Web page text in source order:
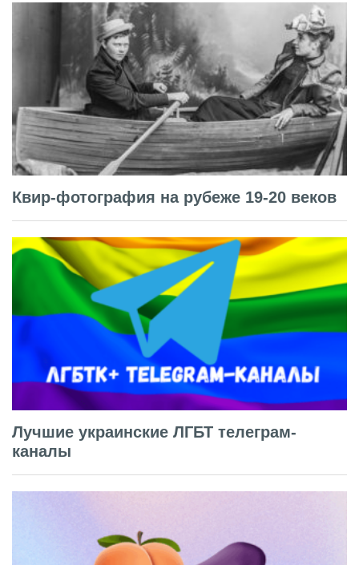
Квир-фотография на рубеже 19-20 веков
Лучшие украинские ЛГБТ телеграм-
каналы